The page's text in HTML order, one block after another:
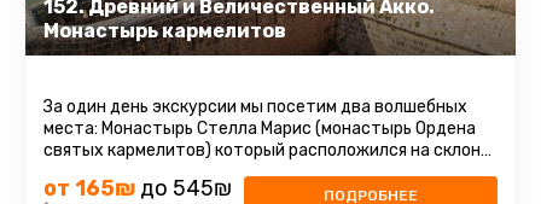
152. Древний и Величественный Акко.
Монастырь кармелитов
За один день экскурсии мы посетим два волшебных
места: Монастырь Стелла Марис (монастырь Ордена
святых кармелитов) который расположился на склоне
горы Кармель в столице ...
от 165₪ до 545₪ ПОДРОБНЕЕ